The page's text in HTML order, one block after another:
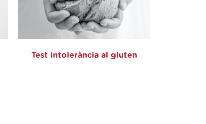
Test intolerància al gluten